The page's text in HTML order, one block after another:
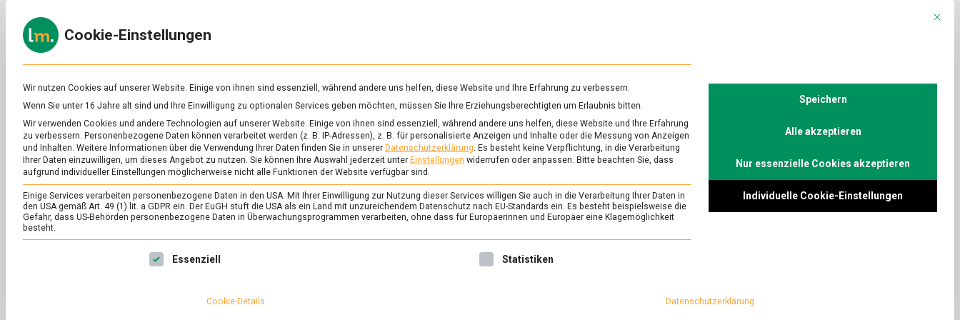
to
content
zu
&
Ernährung
Mit
Cookie-Einstellungen
Wir nutzen Cookies auf unserer Website. Einige von ihnen sind essenziell, während andere uns helfen, diese Website und Ihre Erfahrung zu verbessern.
Wenn Sie unter 16 Jahre alt sind und Ihre Einwilligung zu optionalen Services geben möchten, müssen Sie Ihre Erziehungsberechtigten um Erlaubnis bitten.
Wir verwenden Cookies und andere Technologien auf unserer Website. Einige von ihnen sind essenziell, während andere uns helfen, diese Website und Ihre Erfahrung
zu verbessern. Personenbezogene Daten können verarbeitet werden (z. B. IP-Adressen), z. B. für personalisierte Anzeigen und Inhalte oder die Messung von Anzeigen
und Inhalten. Weitere Informationen über die Verwendung Ihrer Daten finden Sie in unserer Datenschutzerklärung. Es besteht keine Verpflichtung, in die Verarbeitung
Ihrer Daten einzuwilligen, um dieses Angebot zu nutzen. Sie können Ihre Auswahl jederzeit unter Einstellungen widerrufen oder anpassen. Bitte beachten Sie, dass
aufgrund individueller Einstellungen möglicherweise nicht alle Funktionen der Website verfügbar sind.
Einige Services verarbeiten personenbezogene Daten in den USA. Mit Ihrer Einwilligung zur Nutzung dieser Services willigen Sie auch in die Verarbeitung Ihrer Daten in
den USA gemäß Art. 49 (1) lit. a GDPR ein. Der EuGH stuft die USA als ein Land mit unzureichendem Datenschutz nach EU-Standards ein. Es besteht beispielsweise die
Gefahr, dass US-Behörden personenbezogene Daten in Überwachungsprogrammen verarbeiten, ohne dass für Europäerinnen und Europäer eine Klagemöglichkeit
besteht.
Es folgt eine Liste der Service-Gruppen, für die eine Einwilligung erteilt werden kann. Die erste Service-Gruppe ist essenziell und kann nicht abgewählt werden.
Essenziell Statistiken
Speichern
Alle akzeptieren
Nur essenzielle Cookies akzeptieren
Individuelle Cookie-Einstellungen
Cookie-Details Datenschutzerklärung